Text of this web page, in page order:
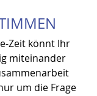
Zeit könnt Ihr
miteinander
um die Frage